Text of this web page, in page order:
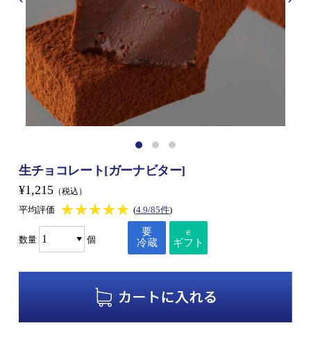
生チョコレート[ガーナビター]
¥1,215 （税込）
平均評価 ★★★★★
★★★★★ (4.9/85件)
数量 個
要
冷蔵
e
ギフト